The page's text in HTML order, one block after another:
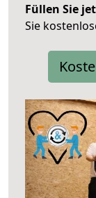
Füllen Sie
Sie